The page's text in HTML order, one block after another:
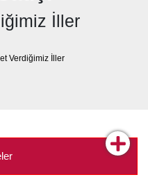
İller
Verdiğimiz İller